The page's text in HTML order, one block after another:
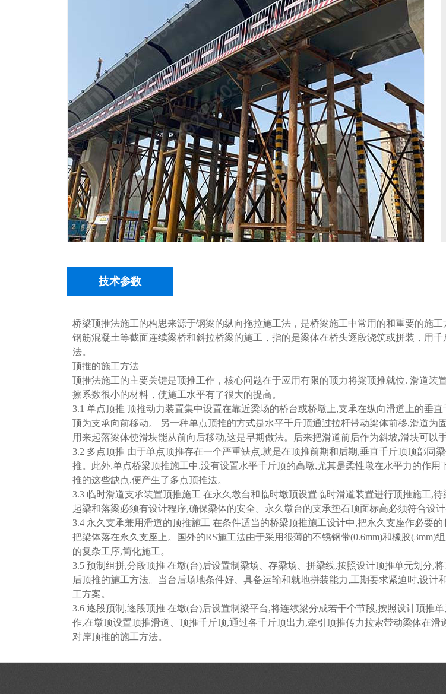
技术参数
桥梁顶推法施工的构思来源于钢梁的纵向拖拉施工法，是桥梁施工中常用的和重要的施工
钢筋混凝土等截面连续梁桥和斜拉桥梁的施工，指的是梁体在桥头逐段浇筑或拼装，用
法。
顶推的施工方法
顶推法施工的主要关键是顶推工作，核心问题在于应用有限的顶力将粱顶推就位. 滑道
擦系数很小的材料，使施工水平有了很大的提高。
3.1 单点顶推 顶推动力装置集中设置在靠近梁场的桥台或桥墩上,支承在纵向滑道上的垂
顶为支承向前移动。 另一种单点顶推的方式是水平千斤顶通过拉杆带动梁体前移,滑道
用来起落梁体使滑块能从前向后移动,这是早期做法。后来把滑道前后作为斜坡,滑块可以
3.2 多点顶推 由于单点顶推存在一个严重缺点,就是在顶推前期和后期,垂直千斤顶顶部同
推。此外,单点桥梁顶推施工中,没有设置水平千斤顶的高墩,尤其是柔性墩在水平力的作
推的这些缺点,便产生了多点顶推法。
3.3 临时滑道支承装置顶推施工 在永久墩台和临时墩顶设置临时滑道装置进行顶推施工,
起梁和落梁必须有设计程序,确保梁体的安全。永久墩台的支承垫石顶面标高必须符合设
3.4 永久支承兼用滑道的顶推施工 在条件适当的桥梁顶推施工设计中,把永久支座作必要
把梁体落在永久支座上。国外的RS施工法由于采用很薄的不锈钢带(0.6mm)和橡胶
的复杂工序,简化施工。
3.5 预制组拼,分段顶推 在墩(台)后设置制梁场、存梁场、拼梁线,按照设计顶推单元划分,
后顶推的施工方法。当台后场地条件好、具备运输和就地拼装能力,工期要求紧迫时,设
工方案。
3.6 逐段预制,逐段顶推 在墩(台)后设置制梁平台,将连续梁分成若干个节段,按照设计顶推
作,在墩顶设置顶推滑道、顶推千斤顶,通过各千斤顶出力,牵引顶推传力拉索带动梁体在
对岸顶推的施工方法。